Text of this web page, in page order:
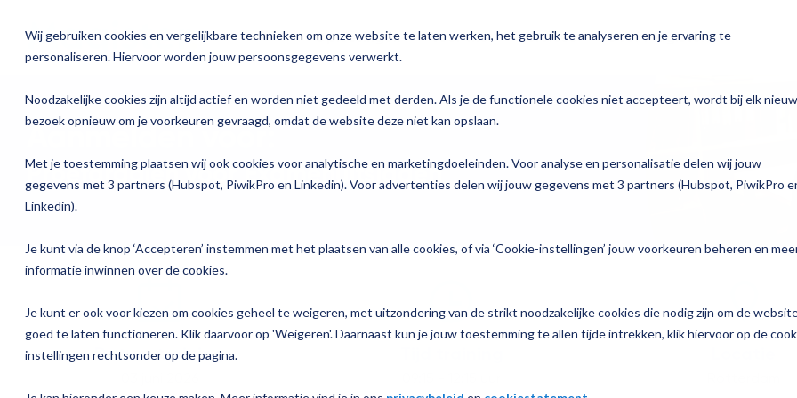
Wij gebruiken cookies en vergelijkbare technieken om onze website te laten werken, het gebruik te analyseren en je ervaring te
personaliseren. Hiervoor worden jouw persoonsgegevens verwerkt.
Noodzakelijke cookies zijn altijd actief en worden niet gedeeld met derden. Als je de functionele cookies niet accepteert, wordt bij elk nieuw
bezoek opnieuw om je voorkeuren gevraagd, omdat de website deze niet kan opslaan.
Met je toestemming plaatsen wij ook cookies voor analytische en marketingdoeleinden. Voor analyse en personalisatie delen wij jouw
gegevens met 3 partners (Hubspot, PiwikPro en Linkedin). Voor advertenties delen wij jouw gegevens met 3 partners (Hubspot, PiwikPro
Linkedin).
Je kunt via de knop ‘Accepteren’ instemmen met het plaatsen van alle cookies, of via ‘Cookie-instellingen’ jouw voorkeuren beheren en
informatie inwinnen over de cookies.
Je kunt er ook voor kiezen om cookies geheel te weigeren, met uitzondering van de strikt noodzakelijke cookies die nodig zijn om de
goed te laten functioneren. Klik daarvoor op 'Weigeren'. Daarnaast kun je jouw toestemming te allen tijde intrekken, klik hiervoor op de
instellingen rechtsonder op de pagina.
Oplossingen
Magister MX
Aanmelden
Cijfertijd
Magister Zorg
Magister To do
Magister Inzicht
Voor wie
Docenten
Onderwijsondersteunend personeel
Leerlingen
Ouders
Services
Check-up
Quickscan
Applicatiebeheer
Overstappen
Trainingen
Training op jouw school
Over Magister
Actueel
Magister Journaal
Over ons
Werken bij Magister
Gebruikerspanel
Media & Pers
Aanmelden voor:
Proefdraaien voor Examenuitslagen
Datum training